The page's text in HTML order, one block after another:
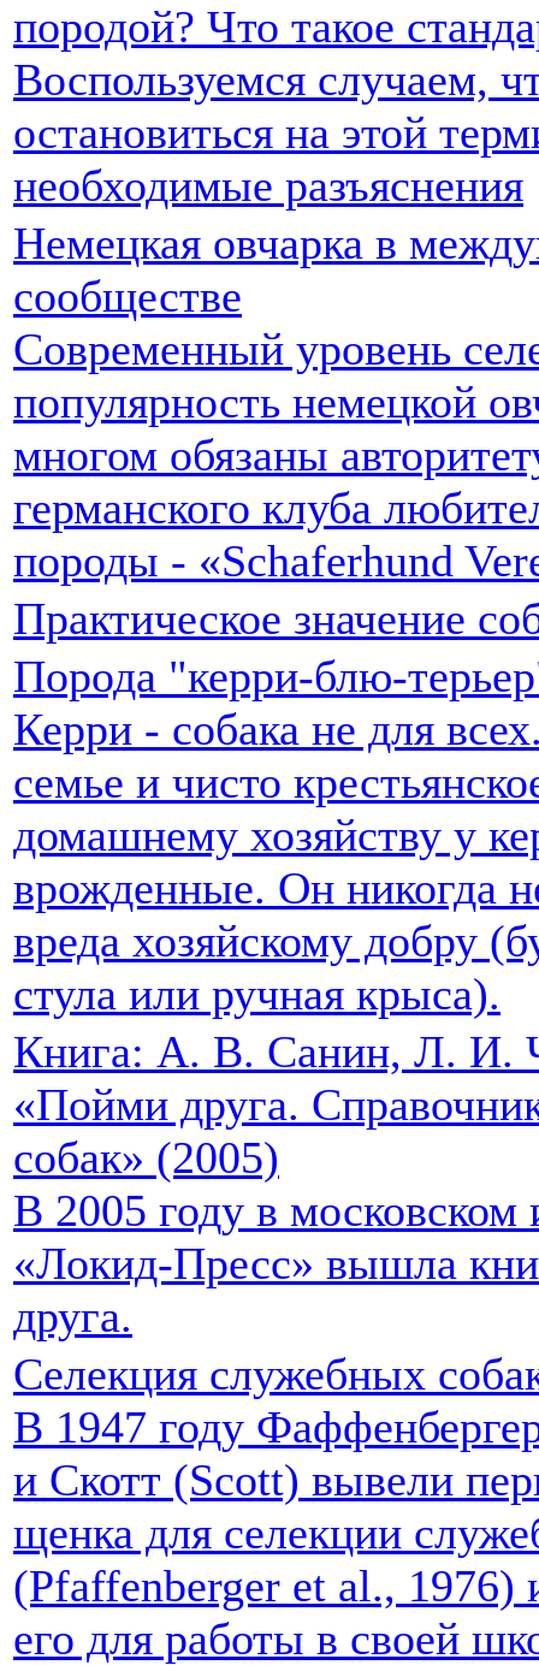
породой? Что такое
Воспользуемся случаем,
остановиться на этой
необходимые разъяснения
Немецкая овчарка в
сообществе
Современный уровень
популярность немецкой
многом обязаны
германского клуба
породы - «Schaferhund
Практическое значение
Порода "керри-блю-
Керри - собака не для
семье и чисто
домашнему хозяйству у
врожденные. Он никогда
вреда хозяйскому добру
стула или ручная крыса).
Книга: А. В. Санин, Л. И.
«Пойми друга.
собак» (2005)
В 2005 году в московском
«Локид-Пресс» вышла
друга.
Селекция служебных
В 1947 году
и Скотт (Scott) вывели
щенка для селекции
(Pfaffenberger et al., 1976)
его для работы в своей